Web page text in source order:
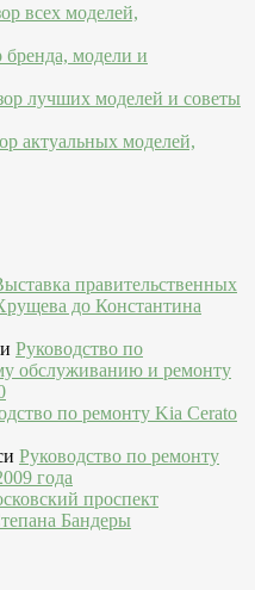
всех моделей,
модели и
лучших моделей и советы
актуальных моделей,
правительственных
до Константина
Руководство по
обслуживанию и ремонту
по ремонту Kia Cerato
Руководство по ремонту
года
проспект
Бандеры